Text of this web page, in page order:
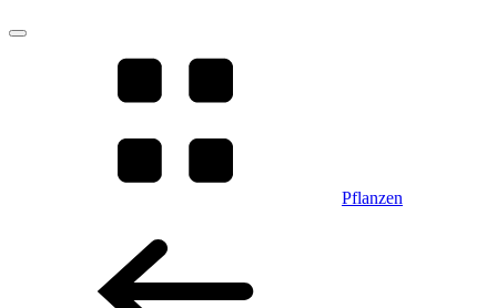
Pflanzen